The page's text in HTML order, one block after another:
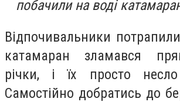
побачили на воді
Відпочивальники
катамаран зламався
річки, і їх просто
Самостійно добратись до